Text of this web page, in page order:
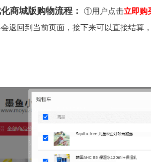
商城版购物流程：
①用户点击立即购
返回到当前页面，接下来可以直接结算